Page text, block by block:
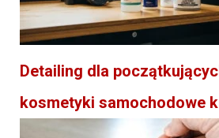
Detailing dla
kosmetyki samochodowe